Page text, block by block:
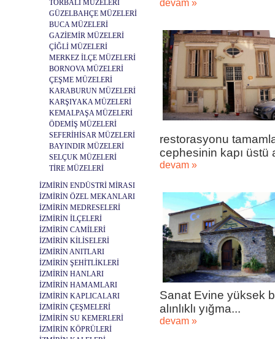
TORBALI MÜZELERİ
GÜZELBAHÇE MÜZELERİ
BUCA MÜZELERİ
GAZİEMİR MÜZELERİ
ÇİĞLİ MÜZELERİ
MERKEZ İLÇE MÜZELERİ
BORNOVA MÜZELERİ
ÇEŞME MÜZELERİ
KARABURUN MÜZELERİ
KARŞIYAKA MÜZELERİ
KEMALPAŞA MÜZELERİ
ÖDEMİŞ MÜZELERİ
SEFERİHİSAR MÜZELERİ
BAYINDIR MÜZELERİ
SELÇUK MÜZELERİ
TİRE MÜZELERİ
İZMİRİN ENDÜSTRİ MİRASI
İZMİRİN ÖZEL MEKANLARI
İZMİRİN MEDRESELERİ
İZMİRİN İLÇELERİ
İZMİRİN CAMİLERİ
İZMİRİN KİLİSELERİ
İZMİRİN ANITLARI
İZMİRİN ŞEHİTLİKLERİ
İZMİRİN HANLARI
İZMİRİN HAMAMLARI
İZMİRİN KAPLICALARI
İZMİRİN ÇEŞMELERİ
İZMİRİN SU KEMERLERİ
İZMİRİN KÖPRÜLERİ
devam »
restorasyonu
cephesinin kapı üstü
devam »
Sanat Evine yüksek
alınlıklı yığma...
devam »